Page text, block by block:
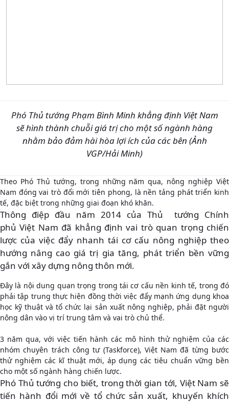
Phó Thủ tướng Phạm Bình Minh khẳng định Việt Nam
sẽ hình thành chuỗi giá trị cho một số ngành hàng
nhằm bảo đảm hài hòa lợi ích của các bên (Ảnh
VGP/Hải Minh)
Theo Phó Thủ tướng, trong những năm qua, nông nghiệp Việt
Nam đóng vai trò đổi mới tiên phong, là nền tảng phát triển kinh
tế, đặc biệt trong những giai đoạn khó khăn.
Thông điệp đầu năm 2014 của Thủ tướng Chính
phủ Việt Nam đã khẳng định vai trò quan trọng chiến
lược của việc đẩy nhanh tái cơ cấu nông nghiệp theo
hướng nâng cao giá trị gia tăng, phát triển bền vững
gắn với xây dựng nông thôn mới.
Đây là nội dung quan trọng trong tái cơ cấu nền kinh tế, trong đó
phải tập trung thực hiện đồng thời việc đẩy mạnh ứng dụng khoa
học kỹ thuật và tổ chức lại sản xuất nông nghiệp, phải đặt người
nông dân vào vị trí trung tâm và vai trò chủ thể.
3 năm qua, với việc tiến hành các mô hình thử nghiệm của các
nhóm chuyên trách công tư (Taskforce), Việt Nam đã từng bước
thử nghiệm các kĩ thuật mới, áp dụng các tiêu chuẩn vững bền
cho một số ngành hàng chiến lược.
Phó Thủ tướng cho biết, trong thời gian tới, Việt Nam sẽ
tiến hành đổi mới về tổ chức sản xuất, khuyến khích